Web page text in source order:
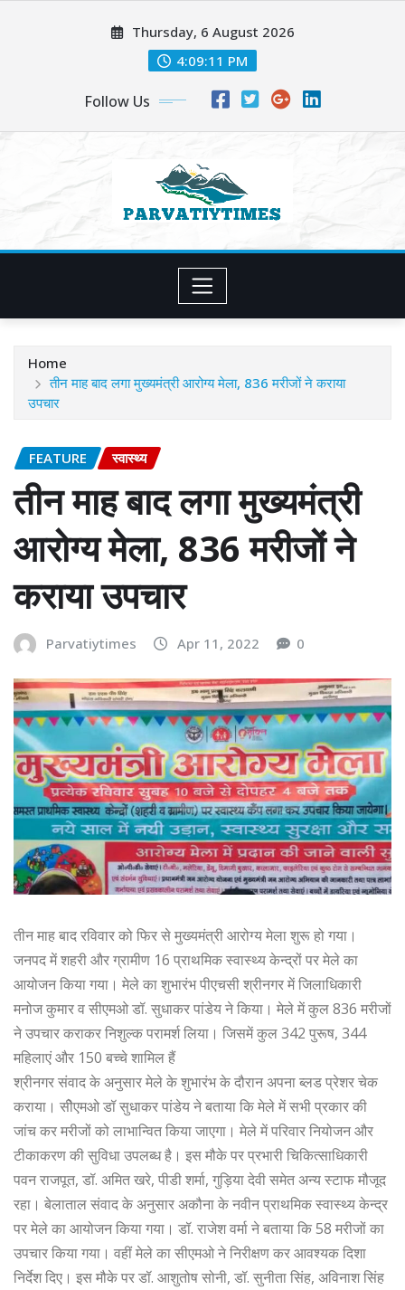
Thursday, 6 August 2026
4:09:13 PM
Follow Us
Home
तीन माह बाद लगा मुख्यमंत्री आरोग्य मेला, 836 मरीजों ने कराया
उपचार
FEATURE स्वास्थ्य
तीन माह बाद लगा मुख्यमंत्री
आरोग्य मेला, 836 मरीजों ने
कराया उपचार
Parvatiytimes Apr 11, 2022 0
तीन माह बाद रविवार को फिर से मुख्यमंत्री आरोग्य मेला शुरू हो गया।
जनपद में शहरी और ग्रामीण 16 प्राथमिक स्वास्थ्य केन्द्रों पर मेले का
आयोजन किया गया। मेले का शुभारंभ पीएचसी श्रीनगर में जिलाधिकारी
मनोज कुमार व सीएमओ डॉ. सुधाकर पांडेय ने किया। मेले में कुल 836 मरीजों
ने उपचार कराकर निशुल्क परामर्श लिया। जिसमें कुल 342 पुरूष, 344
महिलाएं और 150 बच्चे शामिल हैं
श्रीनगर संवाद के अनुसार मेले के शुभारंभ के दौरान अपना ब्लड प्रेशर चेक
कराया। सीेएमओ डॉ सुधाकर पांडेय ने बताया कि मेले में सभी प्रकार की
जांच कर मरीजों को लाभान्वित किया जाएगा। मेले में परिवार नियोजन और
टीकाकरण की सुविधा उपलब्ध है। इस मौके पर प्रभारी चिकित्साधिकारी
पवन राजपूत, डॉ. अमित खरे, पीडी शर्मा, गुड़िया देवी समेत अन्य स्टाफ मौजूद
रहा। बेलाताल संवाद के अनुसार अकौना के नवीन प्राथमिक स्वास्थ्य केन्द्र
पर मेले का आयोजन किया गया। डॉ. राजेश वर्मा ने बताया कि 58 मरीजों का
उपचार किया गया। वहीं मेले का सीएमओ ने निरीक्षण कर आवश्यक दिशा
निर्देश दिए। इस मौके पर डॉ. आशुतोष सोनी, डॉ. सुनीता सिंह, अविनाश सिंह